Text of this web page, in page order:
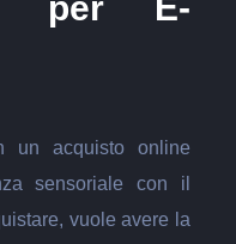
un acquisto online
sensoriale con il
vuole avere la